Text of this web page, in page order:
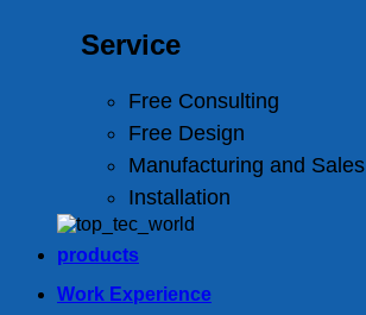
Service
Free Consulting
Free Design
Manufacturing and Sales
Installation
products
Work Experience